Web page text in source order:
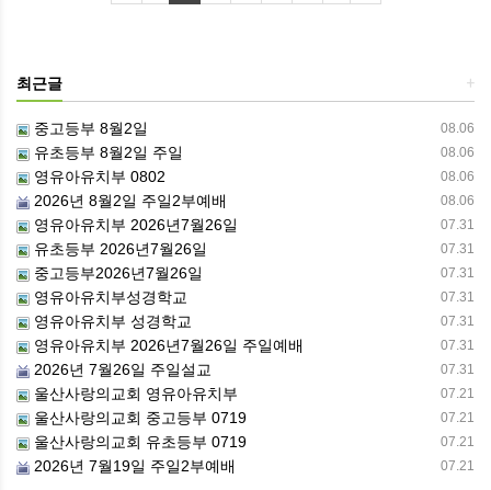
+
최근글
08.06
중고등부 8월2일
08.06
유초등부 8월2일 주일
08.06
영유아유치부 0802
08.06
2026년 8월2일 주일2부예배
07.31
영유아유치부 2026년7월26일
07.31
유초등부 2026년7월26일
07.31
중고등부2026년7월26일
07.31
영유아유치부성경학교
07.31
영유아유치부 성경학교
07.31
영유아유치부 2026년7월26일 주일예배
07.31
2026년 7월26일 주일설교
07.21
울산사랑의교회 영유아유치부
07.21
울산사랑의교회 중고등부 0719
07.21
울산사랑의교회 유초등부 0719
07.21
2026년 7월19일 주일2부예배